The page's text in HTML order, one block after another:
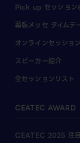
Pick up セッション
幕張メッセ タイムテ
オンラインセッション
スピーカー紹介
全セッションリスト
CEATEC AWARD
CEATEC 2025 注